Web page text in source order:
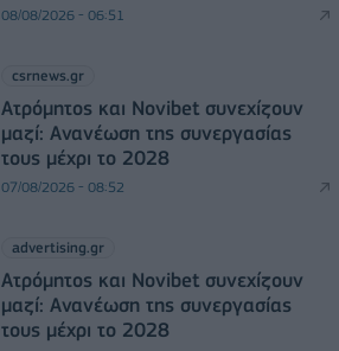
08/08/2026 - 06:51
csrnews.gr
Ατρόμητος και Novibet συνεχίζουν
μαζί: Ανανέωση της συνεργασίας
τους μέχρι το 2028
07/08/2026 - 08:52
advertising.gr
Ατρόμητος και Novibet συνεχίζουν
μαζί: Ανανέωση της συνεργασίας
τους μέχρι το 2028